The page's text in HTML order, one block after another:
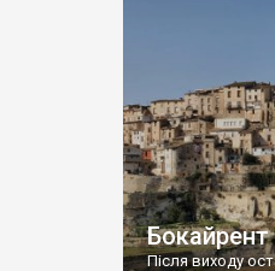
класицистична
Збудували
Після виходу